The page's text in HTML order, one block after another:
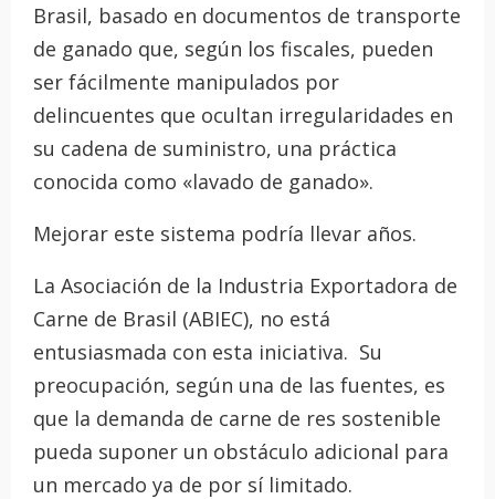
Brasil, basado en documentos de transporte
de ganado que, según los fiscales, pueden
ser fácilmente manipulados por
delincuentes que ocultan irregularidades en
su cadena de suministro, una práctica
conocida como «lavado de ganado».
Mejorar este sistema podría llevar años.
La Asociación de la Industria Exportadora de
Carne de Brasil (ABIEC), no está
entusiasmada con esta iniciativa. Su
preocupación, según una de las fuentes, es
que la demanda de carne de res sostenible
pueda suponer un obstáculo adicional para
un mercado ya de por sí limitado.